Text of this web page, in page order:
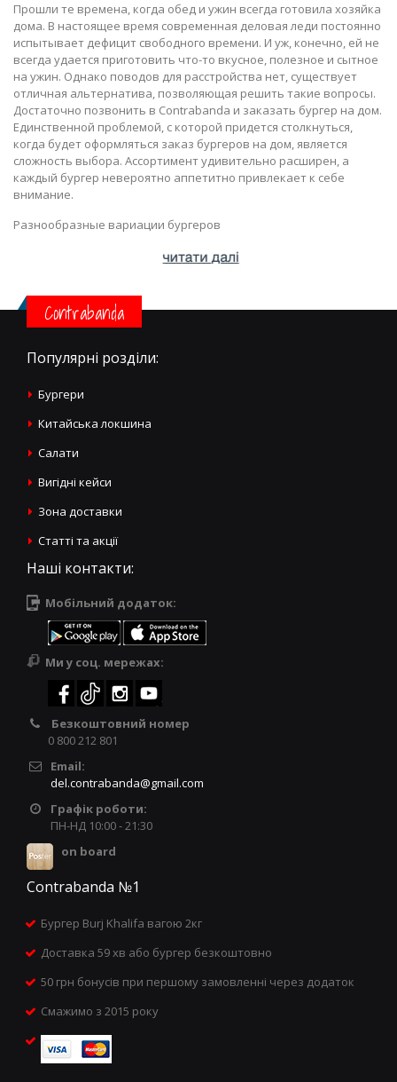
Прошли те времена, когда обед и ужин всегда готовила хозяйка
дома. В настоящее время современная деловая леди постоянно
испытывает дефицит свободного времени. И уж, конечно, ей не
всегда удается приготовить что-то вкусное, полезное и сытное
на ужин. Однако поводов для расстройства нет, существует
отличная альтернатива, позволяющая решить такие вопросы.
Достаточно позвонить в Contrabanda и заказать бургер на дом.
Единственной проблемой, с которой придется столкнуться,
когда будет оформляться заказ бургеров на дом, является
сложность выбора. Ассортимент удивительно расширен, а
каждый бургер невероятно аппетитно привлекает к себе
внимание.
Разнообразные вариации бургеров
Contrabanda
Популярні розділи:
Бургери
Китайська локшина
Салати
Вигідні кейси
Зона доставки
Статті та акції
Наші контакти:
Мобільний додаток:
Ми у соц. мережах:
Безкоштовний номер
0 800 212 801
Email:
del.contrabanda@gmail.com
Графік роботи:
ПН-НД 10:00 - 21:30
on board
Contrabanda №1
Бургер Burj Khalifa вагою 2кг
Доставка 59 хв або бургер безкоштовно
50 грн бонусів при першому замовленні через додаток
Смажимо з 2015 року